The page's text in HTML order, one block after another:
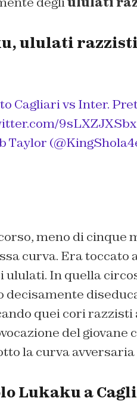
ululati
Cagliari vs Inter.
9sLXZJXSbx
Taylor
meno di cinque
curva. Era toccato
ululati. In quella
decisamente
quei cori razzisti
del giovane
la curva
Lukaku a